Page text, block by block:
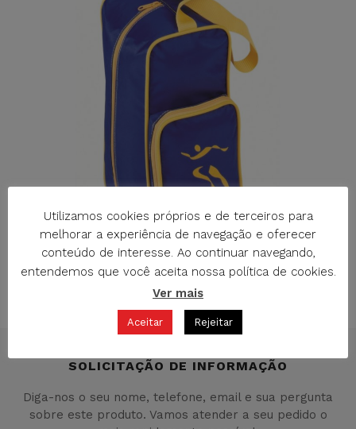
M-3050 BOLSA PORTA SAPATOS COM BOLSO
SOLICITAÇÃO DE INFORMAÇÃO
Diga-nos o seu nome, telefone, email e sua pergunta
sobre este produto. Vamos atender a seu pedido o
Utilizamos cookies próprios e de terceiros para
melhorar a experiência de navegação e oferecer
conteúdo de interesse. Ao continuar navegando,
entendemos que você aceita nossa política de cookies.
Ver mais
Aceitar Rejeitar